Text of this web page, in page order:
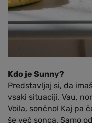
Kdo je Sunny?
Predstavljaj si, da
vsaki situaciji. Vau,
Voila, sončno! Kaj pa
še več sonca. Samo